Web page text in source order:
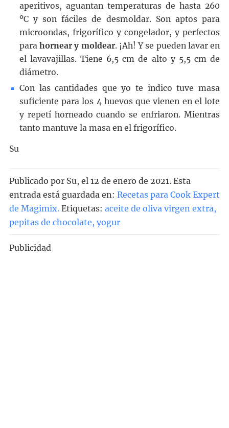
aperitivos, aguantan temperaturas de hasta 260
ºC y son fáciles de desmoldar. Son aptos para
microondas, frigorífico y congelador, y perfectos
parahornear y moldear. ¡Ah! Y se pueden lavar en
el lavavajillas. Tiene 6,5 cm de alto y 5,5 cm de
diámetro.
Con las cantidades que yo te indico tuve masa
suficiente para los 4 huevos que vienen en el lote
y repetí horneado cuando se enfriaron. Mientras
tanto mantuve la masa en el frigorífico.
Su
Publicado por Su, el 12 de enero de 2021. Esta
entrada está guardada en: Recetas para Cook Expert
de Magimix. Etiquetas: aceite de oliva virgen extra,
pepitas de chocolate, yogur
Publicidad